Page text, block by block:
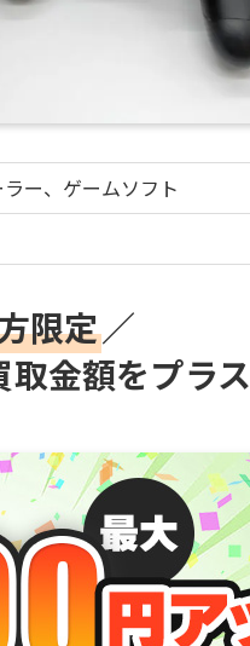
ー、ゲームソフト
限定／
金額をプラ